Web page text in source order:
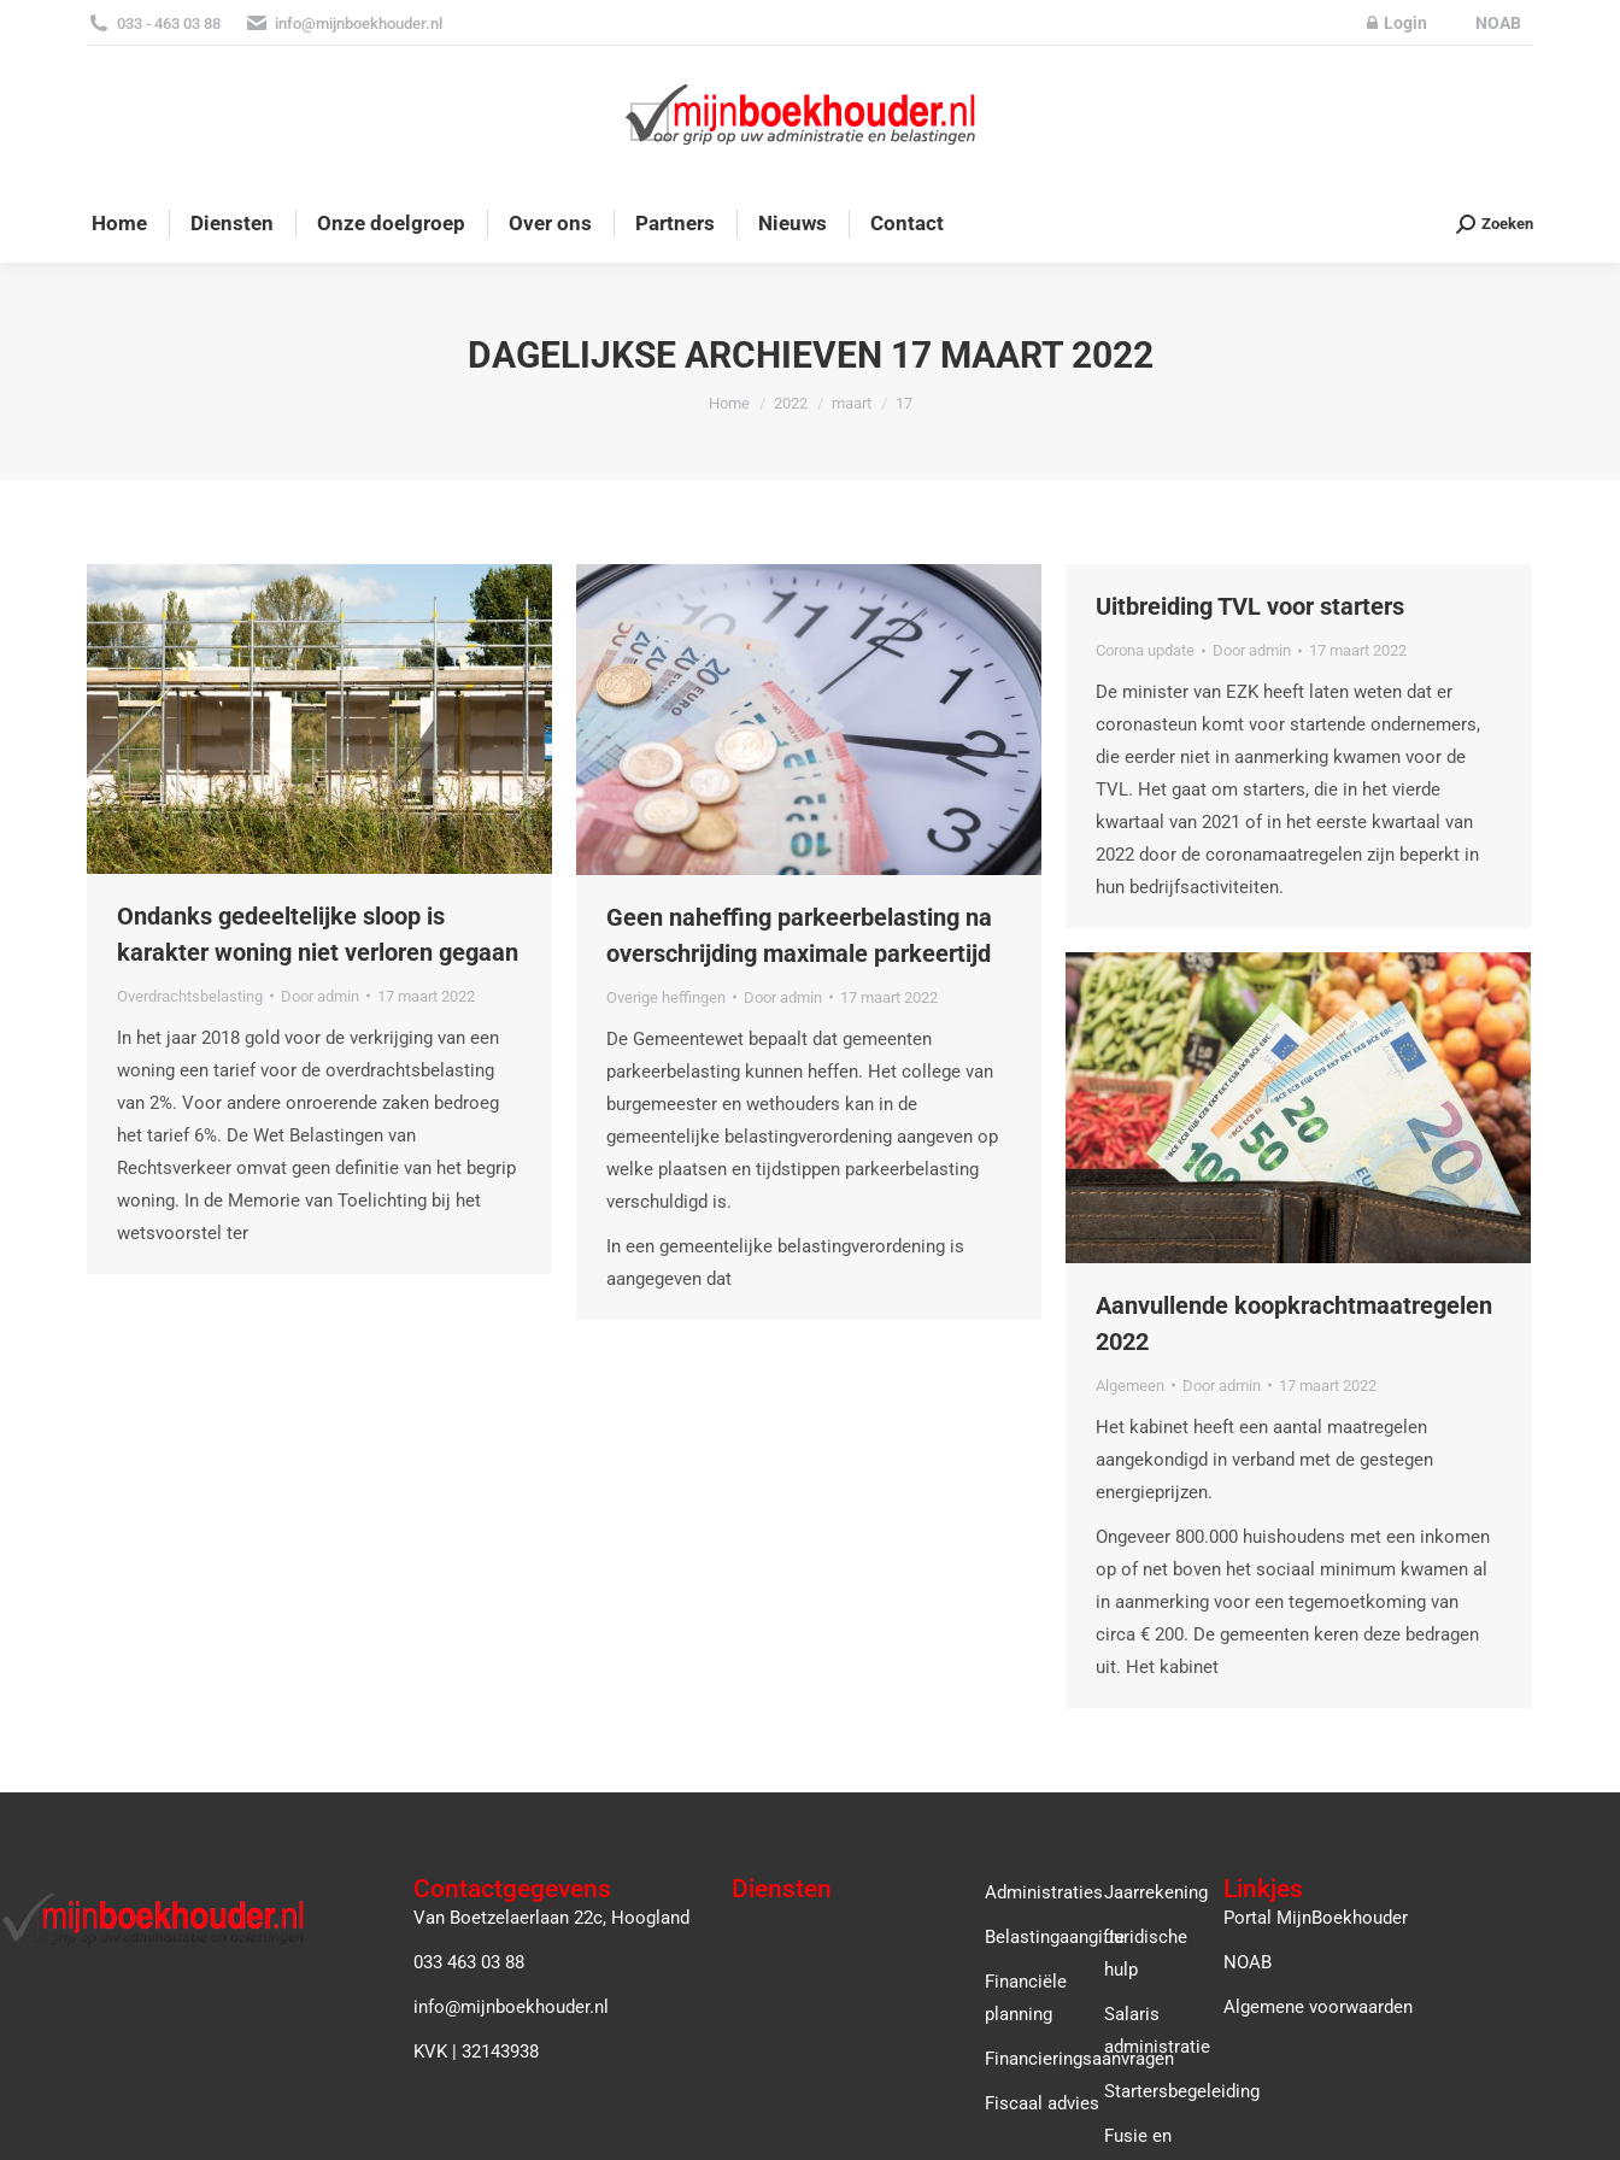
033 - 463 03 88 info@mijnboekhouder.nl Login NOAB
Home Diensten Onze doelgroep Over ons Partners Nieuws Contact Zoeken
DAGELIJKSE ARCHIEVEN 17 MAART 2022
Je bent hier:
Home 2022 maart 17
Ondanks gedeeltelijke sloop is
karakter woning niet verloren gegaan
Overdrachtsbelasting Door admin 17 maart 2022
In het jaar 2018 gold voor de verkrijging van een
woning een tarief voor de overdrachtsbelasting
van 2%. Voor andere onroerende zaken bedroeg
het tarief 6%. De Wet Belastingen van
Rechtsverkeer omvat geen definitie van het begrip
woning. In de Memorie van Toelichting bij het
wetsvoorstel ter
Geen naheffing parkeerbelasting na
overschrijding maximale parkeertijd
Overige heffingen Door admin 17 maart 2022
De Gemeentewet bepaalt dat gemeenten
parkeerbelasting kunnen heffen. Het college van
burgemeester en wethouders kan in de
gemeentelijke belastingverordening aangeven op
welke plaatsen en tijdstippen parkeerbelasting
verschuldigd is.
In een gemeentelijke belastingverordening is
aangegeven dat
Uitbreiding TVL voor starters
Corona update Door admin 17 maart 2022
De minister van EZK heeft laten weten dat er
coronasteun komt voor startende ondernemers,
die eerder niet in aanmerking kwamen voor de
TVL. Het gaat om starters, die in het vierde
kwartaal van 2021 of in het eerste kwartaal van
2022 door de coronamaatregelen zijn beperkt in
hun bedrijfsactiviteiten.
Aanvullende koopkrachtmaatregelen
2022
Algemeen Door admin 17 maart 2022
Het kabinet heeft een aantal maatregelen
aangekondigd in verband met de gestegen
energieprijzen.
Ongeveer 800.000 huishoudens met een inkomen
op of net boven het sociaal minimum kwamen al
in aanmerking voor een tegemoetkoming van
circa € 200. De gemeenten keren deze bedragen
uit. Het kabinet
Contactgegevens
Van Boetzelaerlaan 22c, Hoogland
033 463 03 88
info@mijnboekhouder.nl
KVK | 32143938
Diensten Administraties
Belastingaangifte
Financiële
planning
Financieringsaanvragen
Fiscaal advies
Jaarrekening
Juridische
hulp
Salaris
administratie
Startersbegeleiding
Fusie en
Linkjes
Portal MijnBoekhouder
NOAB
Algemene voorwaarden
Home Diensten Onze doelgroep Over ons Partners Nieuws Contact Zoeken